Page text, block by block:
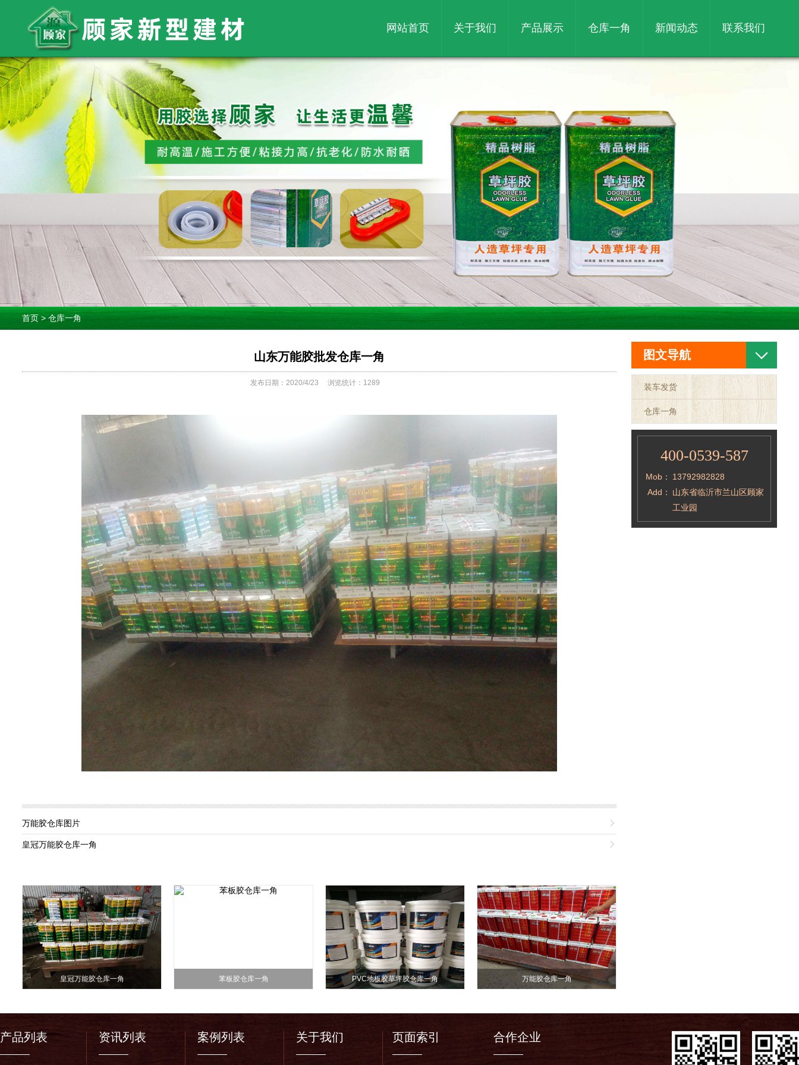
网站首页 关于我们 产品展示 仓库一角 新闻动态 联系我们
首页>仓库一角
山东万能胶批发仓库一角
发布日期：2020/4/23 浏览统计：1289
万能胶仓库图片 
皇冠万能胶仓库一角 
皇冠万能胶仓库一角 苯板胶仓库一角 PVC地板胶草坪胶仓库一角 万能胶仓库一角
图文导航
装车发货
仓库一角
400-0539-587
Mob：
13792982828
Add：
山东省临沂市兰山区顾家
工业园
产品列表 资讯列表 案例列表 关于我们 页面索引 合作企业